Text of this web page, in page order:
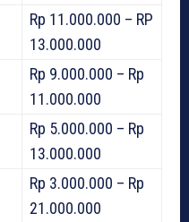
Rp 11.000.000 – RP
13.000.000
Rp 9.000.000 – Rp
11.000.000
Rp 5.000.000 – Rp
13.000.000
Rp 3.000.000 – Rp
21.000.000